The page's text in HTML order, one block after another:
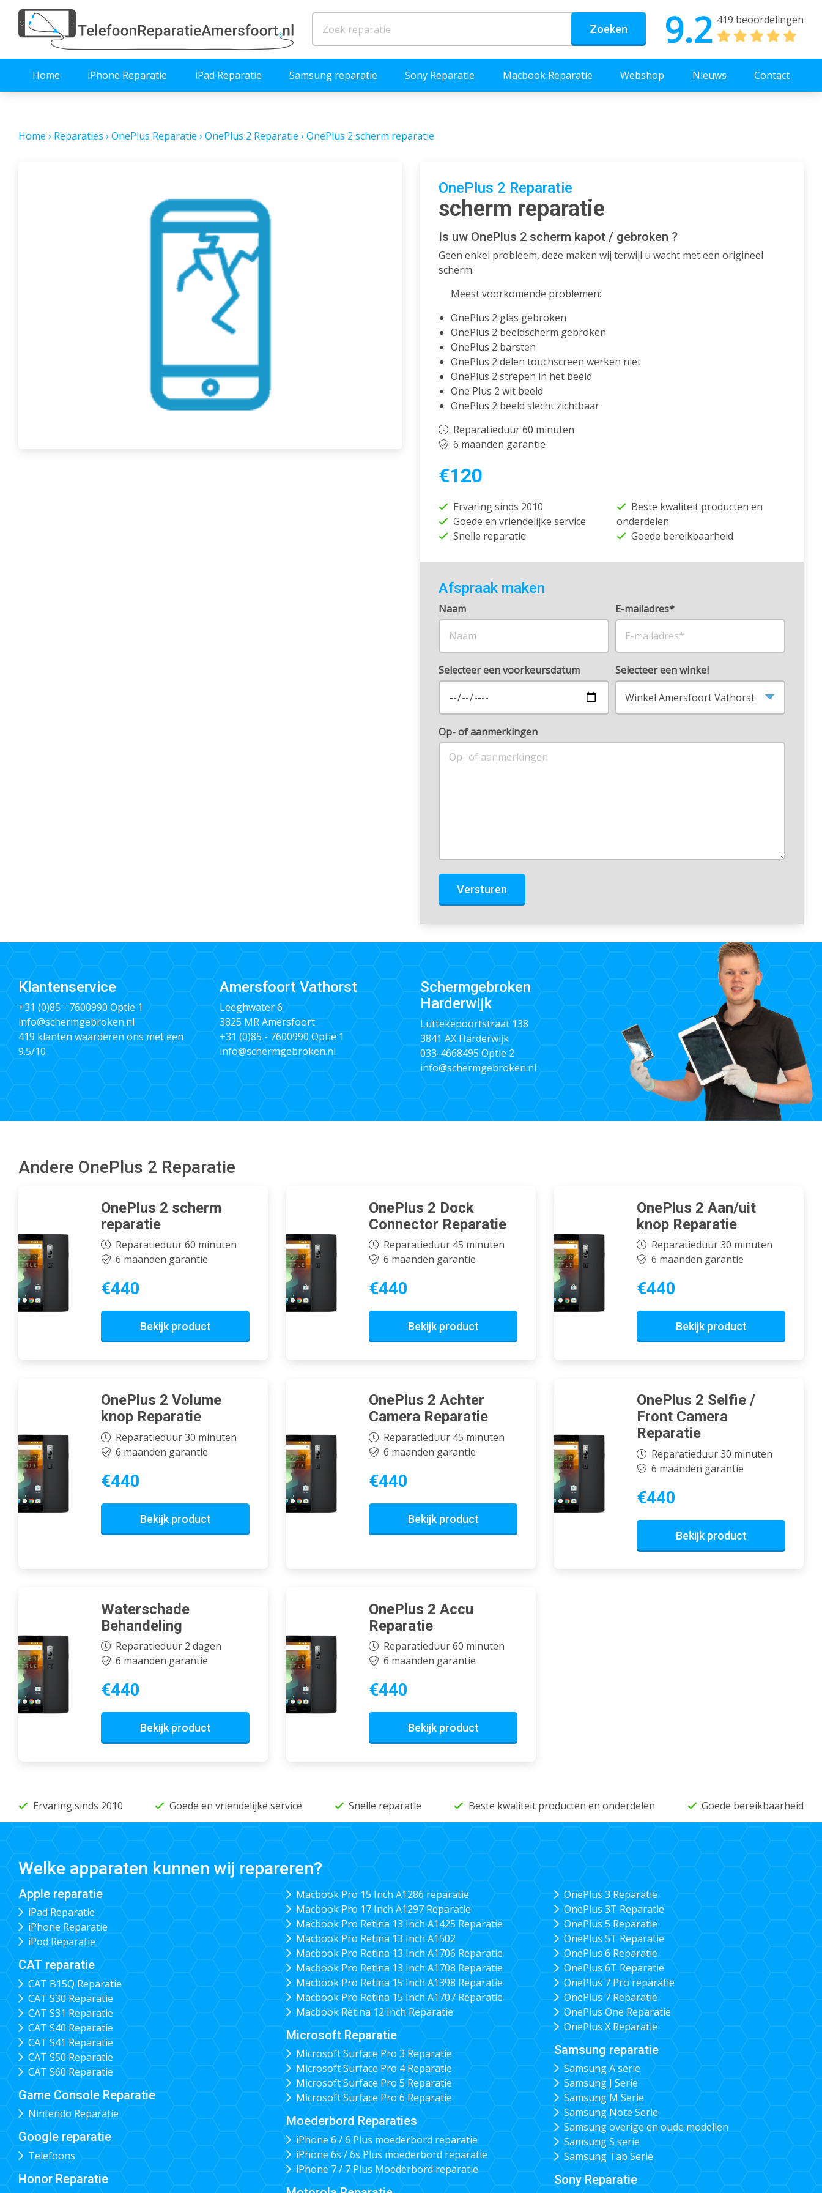
Zoeken 9.2 419 beoordelingen
Home iPhone Reparatie iPad Reparatie Samsung reparatie Sony Reparatie Macbook Reparatie Webshop Nieuws Contact
Home › Reparaties › OnePlus Reparatie › OnePlus 2 Reparatie › OnePlus 2 scherm reparatie
OnePlus 2 Reparatie
scherm reparatie
Is uw OnePlus 2 scherm kapot / gebroken ?
Geen enkel probleem, deze maken wij terwijl u wacht met een origineel
scherm.
Meest voorkomende problemen:
OnePlus 2 glas gebroken
OnePlus 2 beeldscherm gebroken
OnePlus 2 barsten
OnePlus 2 delen touchscreen werken niet
OnePlus 2 strepen in het beeld
One Plus 2 wit beeld
OnePlus 2 beeld slecht zichtbaar
Reparatieduur 60 minuten
6 maanden garantie
€120
Ervaring sinds 2010
Goede en vriendelijke service
Snelle reparatie
Beste kwaliteit producten en
onderdelen
Goede bereikbaarheid
Afspraak maken
Naam E-mailadres*
Selecteer een voorkeursdatum Selecteer een winkel
Op- of aanmerkingen
Versturen
Klantenservice
+31 (0)85 - 7600990Optie 1
info@schermgebroken.nl
419 klanten waarderen ons met een
9.5/10
Amersfoort Vathorst
Leeghwater 6
3825 MR Amersfoort
+31 (0)85 - 7600990Optie 1
info@schermgebroken.nl
Schermgebroken
Harderwijk
Luttekepoortstraat 138
3841 AX Harderwijk
033-4668495 Optie 2
info@schermgebroken.nl
Andere OnePlus 2 Reparatie
OnePlus 2 scherm
reparatie
Reparatieduur 60 minuten
6 maanden garantie
€440
Bekijk product
OnePlus 2 Dock
Connector Reparatie
Reparatieduur 45 minuten
6 maanden garantie
€440
Bekijk product
OnePlus 2 Aan/uit
knop Reparatie
Reparatieduur 30 minuten
6 maanden garantie
€440
Bekijk product
OnePlus 2 Volume
knop Reparatie
Reparatieduur 30 minuten
6 maanden garantie
€440
Bekijk product
OnePlus 2 Achter
Camera Reparatie
Reparatieduur 45 minuten
6 maanden garantie
€440
Bekijk product
OnePlus 2 Selfie /
Front Camera
Reparatie
Reparatieduur 30 minuten
6 maanden garantie
€440
Bekijk product
Waterschade
Behandeling
Reparatieduur 2 dagen
6 maanden garantie
€440
Bekijk product
OnePlus 2 Accu
Reparatie
Reparatieduur 60 minuten
6 maanden garantie
€440
Bekijk product
Ervaring sinds 2010 Goede en vriendelijke service Snelle reparatie Beste kwaliteit producten en onderdelen Goede bereikbaarheid
Welke apparaten kunnen wij repareren?
Apple reparatie
iPad Reparatie
iPhone Reparatie
iPod Reparatie
CAT reparatie
CAT B15Q Reparatie
CAT S30 Reparatie
CAT S31 Reparatie
CAT S40 Reparatie
CAT S41 Reparatie
CAT S50 Reparatie
CAT S60 Reparatie
Game Console Reparatie
Nintendo Reparatie
Google reparatie
Telefoons
Honor Reparatie
Macbook Pro 15 Inch A1286 reparatie
Macbook Pro 17 Inch A1297 Reparatie
Macbook Pro Retina 13 Inch A1425 Reparatie
Macbook Pro Retina 13 Inch A1502
Macbook Pro Retina 13 Inch A1706 Reparatie
Macbook Pro Retina 13 Inch A1708 Reparatie
Macbook Pro Retina 15 Inch A1398 Reparatie
Macbook Pro Retina 15 Inch A1707 Reparatie
Macbook Retina 12 Inch Reparatie
Microsoft Reparatie
Microsoft Surface Pro 3 Reparatie
Microsoft Surface Pro 4 Reparatie
Microsoft Surface Pro 5 Reparatie
Microsoft Surface Pro 6 Reparatie
Moederbord Reparaties
iPhone 6 / 6 Plus moederbord reparatie
iPhone 6s / 6s Plus moederbord reparatie
iPhone 7 / 7 Plus Moederbord reparatie
OnePlus 3 Reparatie
OnePlus 3T Reparatie
OnePlus 5 Reparatie
OnePlus 5T Reparatie
OnePlus 6 Reparatie
OnePlus 6T Reparatie
OnePlus 7 Pro reparatie
OnePlus 7 Reparatie
OnePlus One Reparatie
OnePlus X Reparatie
Samsung reparatie
Samsung A serie
Samsung J Serie
Samsung M Serie
Samsung Note Serie
Samsung overige en oude modellen
Samsung S serie
Samsung Tab Serie
Sony Reparatie